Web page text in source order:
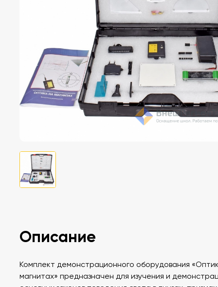
Описание
Комплект демонстрационного оборудования
магнитах» предназначен для изучения и